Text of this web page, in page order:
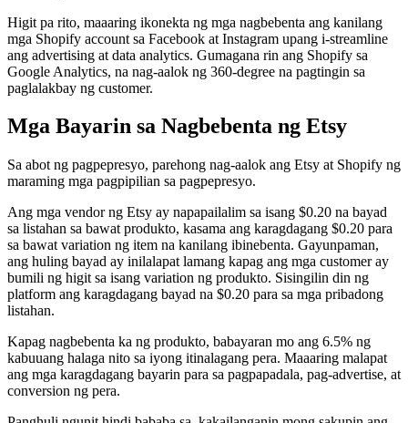
Higit pa rito, maaaring ikonekta ng mga nagbebenta ang kanilang
mga Shopify account sa Facebook at Instagram upang i-streamline
ang advertising at data analytics. Gumagana rin ang Shopify sa
Google Analytics, na nag-aalok ng 360-degree na pagtingin sa
paglalakbay ng customer.
Mga Bayarin sa Nagbebenta ng Etsy
Sa abot ng pagpepresyo, parehong nag-aalok ang Etsy at Shopify ng
maraming mga pagpipilian sa pagpepresyo.
Ang mga vendor ng Etsy ay napapailalim sa isang $0.20 na bayad
sa listahan sa bawat produkto, kasama ang karagdagang $0.20 para
sa bawat variation ng item na kanilang ibinebenta. Gayunpaman,
ang huling bayad ay inilalapat lamang kapag ang mga customer ay
bumili ng higit sa isang variation ng produkto. Sisingilin din ng
platform ang karagdagang bayad na $0.20 para sa mga pribadong
listahan.
Kapag nagbebenta ka ng produkto, babayaran mo ang 6.5% ng
kabuuang halaga nito sa iyong itinalagang pera. Maaaring malapat
ang mga karagdagang bayarin para sa pagpapadala, pag-advertise, at
conversion ng pera.